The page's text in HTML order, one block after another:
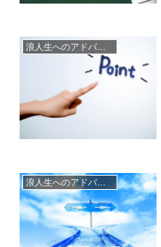
浪人生へのアドバイス
浪人生へのアドバイス